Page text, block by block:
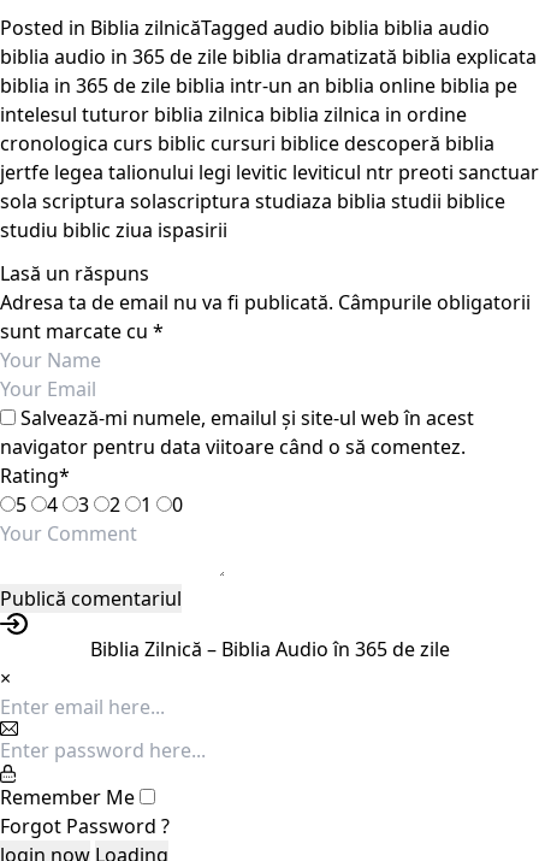
Posted in Biblia zilnicăTagged audio biblia biblia audio
biblia audio in 365 de zile biblia dramatizată biblia explicata
biblia in 365 de zile biblia intr-un an biblia online biblia pe
intelesul tuturor biblia zilnica biblia zilnica in ordine
cronologica curs biblic cursuri biblicedescoperă biblia
jertfe legea talionului legi levitic leviticul ntr preoti sanctuar
sola scriptura solascriptura studiaza biblia studii biblice
studiu biblic ziua ispasirii
Lasă un răspuns
Adresa ta de email nu va fi publicată. Câmpurile obligatorii
sunt marcate cu *
Salvează-mi numele, emailul și site-ul web în acest
navigator pentru data viitoare când o să comentez.
Rating*
5
4 3 2 1 0
Biblia Zilnică – Biblia Audio în 365 de zile
×
Remember Me
Forgot Password ?
Loading